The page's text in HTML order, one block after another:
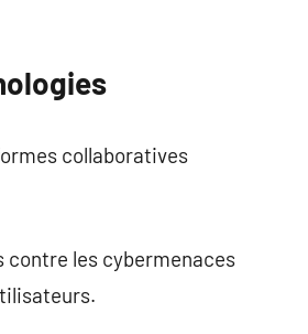
collaboratives
contre les cybermenaces